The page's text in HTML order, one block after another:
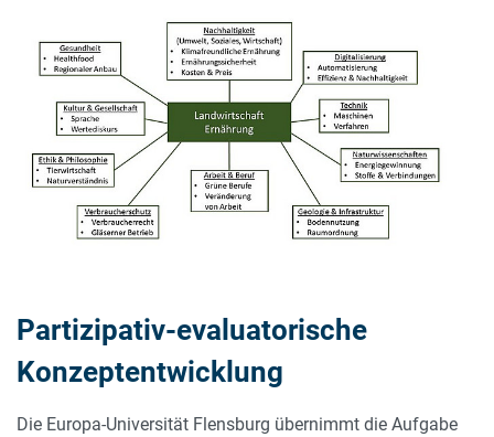
Partizipativ-evaluatorische
Konzeptentwicklung
Die Europa-Universität Flensburg übernimmt die Aufgabe